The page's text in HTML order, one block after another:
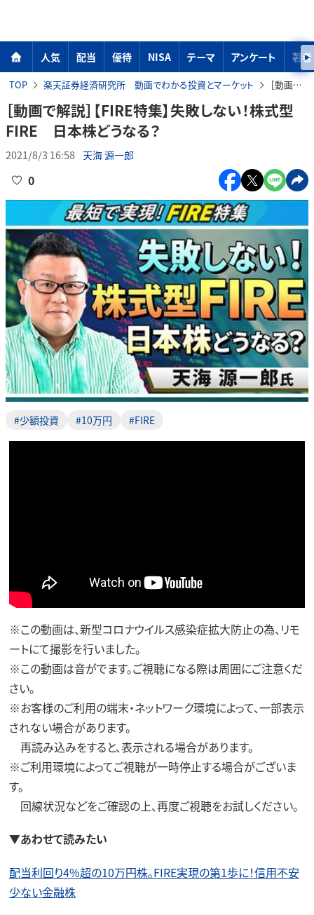
人気 配当 優待 NISA テーマ アンケート 著者
TOP 楽天証券経済研究所 動画でわかる投資とマーケット ［動画で解説］【FIRE特集】失敗しない！株式型FIRE 日本株どうなる？
［動画で解説］【FIRE特集】失敗しない！株式型
FIRE 日本株どうなる？
2021/8/3 16:58 天海 源一郎
0
#少額投資 #10万円 #FIRE
※この動画は、新型コロナウイルス感染症拡大防止の為、リモ
ートにて撮影を行いました。
※この動画は音がでます。ご視聴になる際は周囲にご注意くだ
さい。
※お客様のご利用の端末・ネットワーク環境によって、一部表示
されない場合があります。
再読み込みをすると、表示される場合があります。
※ご利用環境によってご視聴が一時停止する場合がございま
す。
回線状況などをご確認の上、再度ご視聴をお試しください。
▼あわせて読みたい
配当利回り4%超の10万円株。FIRE実現の第1歩に！信用不安
少ない金融株